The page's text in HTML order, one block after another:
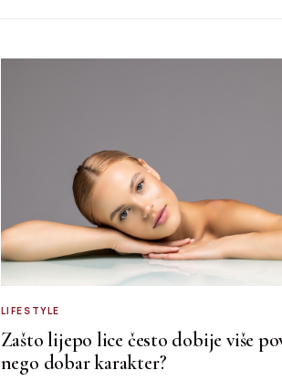
LIFESTYLE
Zašto lijepo lice često dobije više
nego dobar karakter?